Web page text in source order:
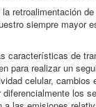
retroalimentación
siempre mayor
características de
para realizar un
celular, cambios
los